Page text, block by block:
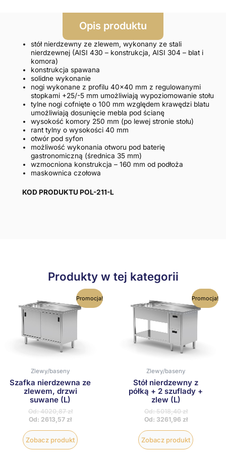
Opis produktu
stół nierdzewny ze zlewem, wykonany ze stali
nierdzewnej (AISI 430 – konstrukcja, AISI 304 – blat i
komora)
konstrukcja spawana
solidne wykonanie
nogi wykonane z profilu 40×40 mm z regulowanymi
stopkami +25/-5 mm umożliwiają wypoziomowanie stołu
tylne nogi cofnięte o 100 mm względem krawędzi blatu
umożliwiają dosunięcie mebla pod ścianę
wysokość komory 250 mm (po lewej stronie stołu)
rant tylny o wysokości 40 mm
otwór pod syfon
możliwość wykonania otworu pod baterię
gastronomiczną (średnica 35 mm)
wzmocniona konstrukcja – 160 mm od podłoża
maskownica czołowa
KOD PRODUKTU POL-211-L
Produkty w tej kategorii
Promocja!
Zlewy/baseny
Szafka nierdzewna ze
zlewem, drzwi
suwane (L)
Od:4020,87zł
Od: 2613,57 zł
Zobacz produkt
Ten
produkt
ma
produktu
Promocja!
Zlewy/baseny
Stół nierdzewny z
półką + 2 szuflady +
zlew (L)
Od:5018,40zł
Od: 3261,96 zł
Zobacz produkt
Ten
produkt
ma
wiele
można
wybrać
produktu